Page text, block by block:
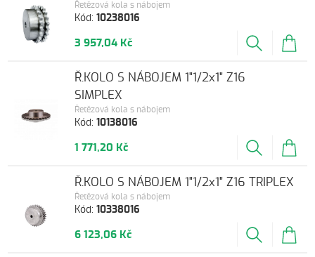
Kód:10238016
Řetězová kola s nábojem
3 957,04 Kč
Kód:10138016
Řetězová kola s nábojem
Ř.KOLO S NÁBOJEM 1"1/2x1" Z16
SIMPLEX
1 771,20 Kč
Kód:10338016
Řetězová kola s nábojem
Ř.KOLO S NÁBOJEM 1"1/2x1" Z16 TRIPLEX
6 123,06 Kč